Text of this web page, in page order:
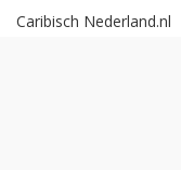
Caribisch Nederland.nl